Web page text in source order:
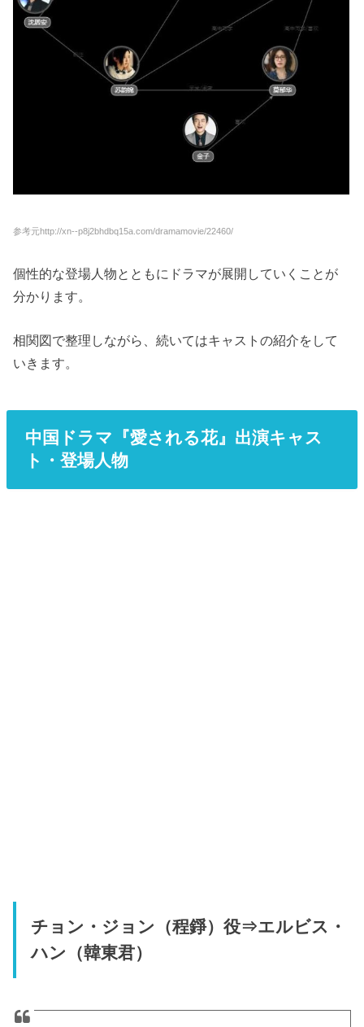
参考元http://xn--p8j2bhdbq15a.com/dramamovie/22460/
個性的な登場人物とともにドラマが展開していくことが
分かります。
相関図で整理しながら、続いてはキャストの紹介をして
いきます。
中国ドラマ『愛される花』出演キャス
ト・登場人物
チョン・ジョン（程錚）役⇒エルビス・
ハン（韓東君）